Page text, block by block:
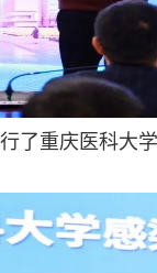
了重庆医科大